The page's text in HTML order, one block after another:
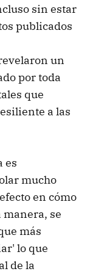
sin estar
publicados
un
por toda
que
a las
es
mucho
en cómo
manera, se
más
lo que
de la